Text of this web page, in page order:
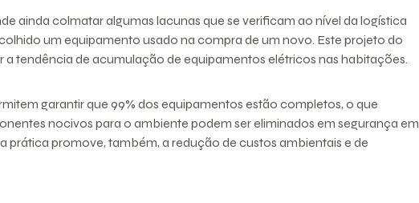
ainda colmatar algumas lacunas que se verificam ao nível da logística
um equipamento usado na compra de um novo. Este projeto do
a tendência de acumulação de equipamentos elétricos nas habitações.
garantir que 99% dos equipamentos estão completos, o que
nocivos para o ambiente podem ser eliminados em segurança em
prática promove, também, a redução de custos ambientais e de